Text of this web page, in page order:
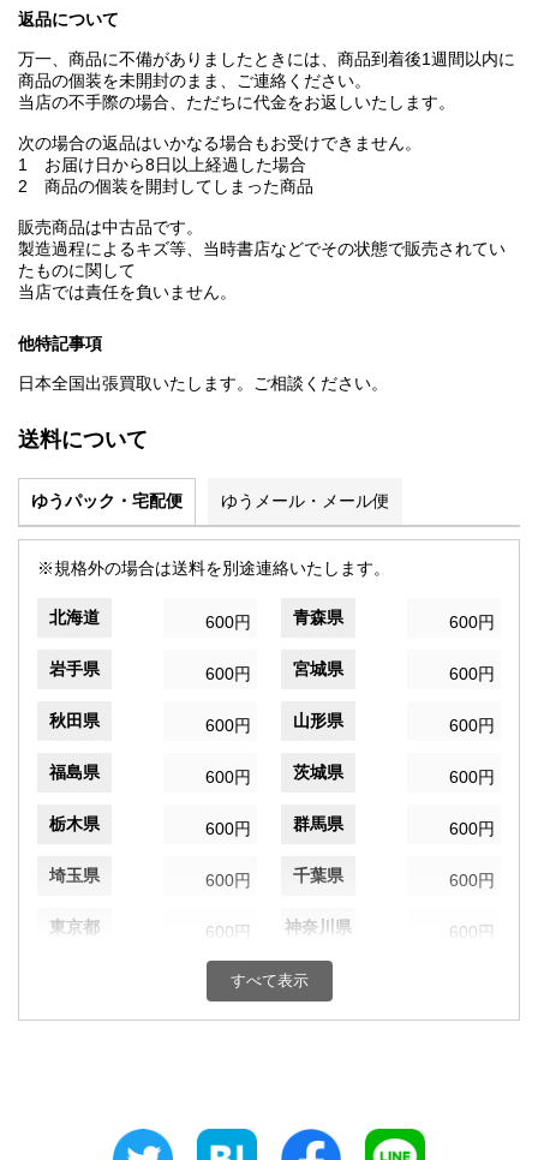
返品について
万一、商品に不備がありましたときには、商品到着後1週間以内に
商品の個装を未開封のまま、ご連絡ください。
当店の不手際の場合、ただちに代金をお返しいたします。
次の場合の返品はいかなる場合もお受けできません。
1 お届け日から8日以上経過した場合
2 商品の個装を開封してしまった商品
販売商品は中古品です。
製造過程によるキズ等、当時書店などでその状態で販売されてい
たものに関して
当店では責任を負いません。
他特記事項
日本全国出張買取いたします。ご相談ください。
送料について
ゆうパック・宅配便 ゆうメール・メール便
※規格外の場合は送料を別途連絡いたします。
北海道 600円 青森県 600円
岩手県 600円 宮城県 600円
秋田県 600円 山形県 600円
福島県 600円 茨城県 600円
栃木県 600円 群馬県 600円
埼玉県 600円 千葉県 600円
東京都 600円 神奈川県 600円
600円 富山県
静岡県
すべて表示